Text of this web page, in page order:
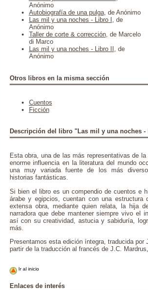
Anónimo
Autobiografía de una pulga, de Anónimo
Las mil y una noches - Libro I , de
Anónimo
Taller de corte & corrección, de Marcelo
di Marco
Las mil y una noches - Libro II , de
Anónimo
Otros libros en la misma sección
Cuentos
Ficción
Descripción del libro "Las mil y una noches -
Esta obra, una de las más representativas de
enorme influencia en la literatura del mundo
una muy variada fuente de los más
historias fantásticas.
Si bien el libro es un compendio de cuentos e
árabe y egipcios, cuentan con una estructura
extensa obra, mediante quien relata, la hija
narradora que debe mantener siempre vivo el
así con su creatividad, astucia y sabiduría,
más.
Presentamos esta edición íntegra, traducida por
partir de la traducción al francés de J.C.
Ir al inicio
Enlaces de interés